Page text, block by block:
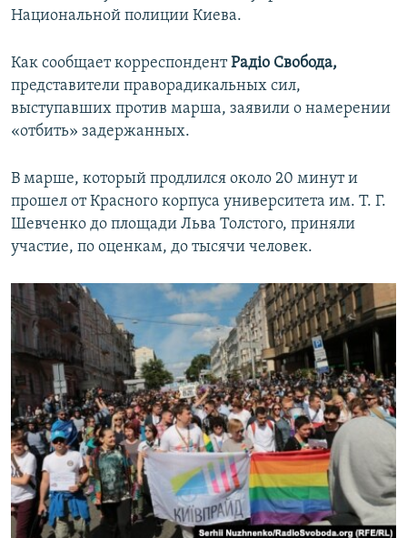
Национальной полиции Киева.
Как сообщает корреспондентРадіо Свобода,
представители праворадикальных сил,
выступавших против марша, заявили о намерении
«отбить» задержанных.
В марше, который продлился около 20 минут и
прошел от Красного корпуса университета им. Т. Г.
Шевченко до площади Льва Толстого, приняли
участие, по оценкам, до тысячи человек.